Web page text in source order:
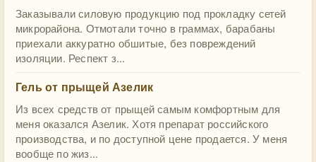
Заказывали силовую продукцию под прокладку сетей
микрорайона. Отмотали точно в граммах, барабаны
приехали аккуратно обшитые, без повреждений
изоляции. Респект з...
Гель от прыщей Азелик
Из всех средств от прыщей самым комфортным для
меня оказался Азелик. Хотя препарат российского
производства, и по доступной цене продается. У меня
вообще по жиз...